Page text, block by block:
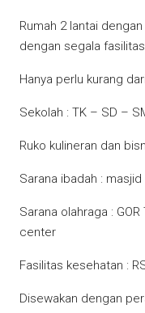
Rumah 2 lantai
dengan segala
Hanya perlu kurang
Sekolah : TK – SD –
Ruko kulineran dan
Sarana ibadah :
Sarana olahraga :
center
Fasilitas kesehatan :
Disewakan dengan